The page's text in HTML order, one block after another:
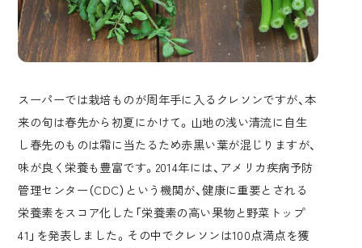
スーパーでは栽培ものが周年手に入るクレソンですが、本
来の旬は春先から初夏にかけて。山地の浅い清流に自生
し春先のものは霜に当たるため赤黒い葉が混じりますが、
味が良く栄養も豊富です。2014年には、アメリカ疾病予防
管理センター（CDC）という機関が、健康に重要とされる
栄養素をスコア化した「栄養素の高い果物と野菜トップ
41」を発表しました。その中でクレソンは100点満点を獲